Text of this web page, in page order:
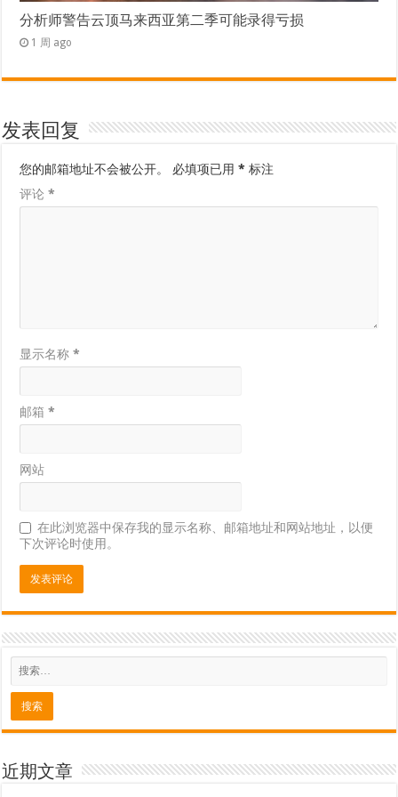
分析师警告云顶马来西亚第二季可能录得亏损
1 周 ago
发表回复
您的邮箱地址不会被公开。 必填项已用* 标注
评论*
显示名称*
邮箱*
网站
在此浏览器中保存我的显示名称、邮箱地址和网站地址，以便
下次评论时使用。
近期文章